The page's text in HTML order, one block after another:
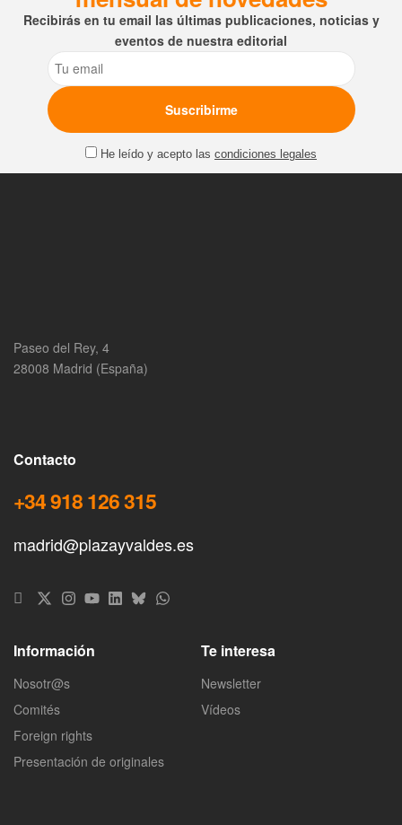
Recibirás en tu email las últimas publicaciones, noticias y
eventos de nuestra editorial
Email
He leído y acepto las condiciones legales
Paseo del Rey, 4
28008 Madrid (España)
Contacto
+34 918 126 315
madrid@plazayvaldes.es
Información
Nosotr@s
Comités
Foreign rights
Presentación de originales
Te interesa
Newsletter
Vídeos